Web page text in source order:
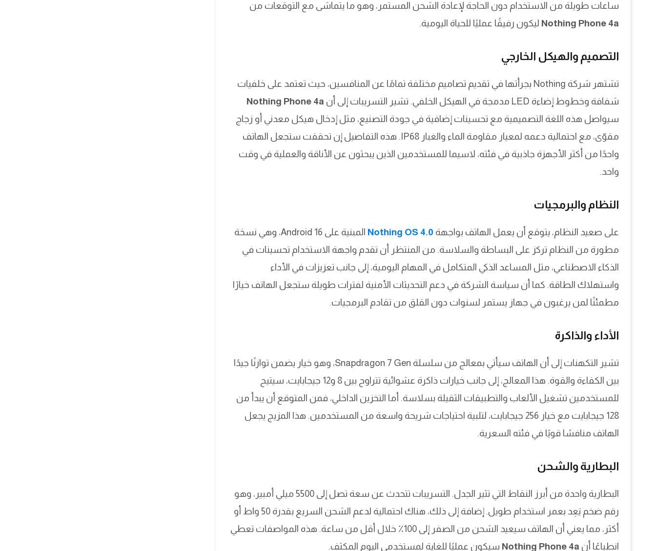
ساعات طويلة من الاستخدام دون الحاجة لإعادة الشحن المستمر، وهو ما يتماشى مع التوقعات من
Nothing Phone 4a ليكون رفيقًا عمليًا للحياة اليومية.
التصميم والهيكل الخارجي
تشتهر شركة Nothing بجرأتها في تقديم تصاميم مختلفة تمامًا عن المنافسين، حيث تعتمد على خلفيات
شفافة وخطوط إضاءة LED مدمجة في الهيكل الخلفي. تشير التسريبات إلى أن
Nothing Phone 4a
سيواصل هذه اللغة التصميمية مع تحسينات إضافية في جودة التصنيع، مثل إدخال هيكل معدني أو زجاج
مقوّى، مع احتمالية دعمه لمعيار مقاومة الماء والغبار IP68. هذه التفاصيل إن تحققت ستجعل الهاتف
واحدًا من أكثر الأجهزة جاذبية في فئته، لاسيما للمستخدمين الذين يبحثون عن الأناقة والعملية في وقت
واحد.
النظام والبرمجيات
على صعيد النظام، يتوقع أن يعمل الهاتف بواجهة Nothing OS 4.0
المبنية على Android 16، وهي نسخة
مطورة من النظام تركز على البساطة والسلاسة. من المنتظر أن تقدم واجهة الاستخدام تحسينات في
الذكاء الاصطناعي، مثل المساعد الذكي المتكامل في المهام اليومية، إلى جانب تعزيزات في الأداء
واستهلاك الطاقة. كما أن سياسة الشركة في دعم التحديثات الأمنية لفترات طويلة ستجعل الهاتف خيارًا
مطمئنًا لمن يرغبون في جهاز يستمر لسنوات دون القلق من تقادم البرمجيات.
الأداء والذاكرة
تشير التكهنات إلى أن الهاتف سيأتي بمعالج من سلسلة Snapdragon 7 Gen، وهو خيار يضمن توازنًا جيدًا
بين الكفاءة والقوة. هذا المعالج، إلى جانب خيارات ذاكرة عشوائية تتراوح بين 8 و12 جيجابايت، سيتيح
للمستخدمين تشغيل الألعاب والتطبيقات الثقيلة بسلاسة. أما التخزين الداخلي، فمن المتوقع أن يبدأ من
128 جيجابايت مع خيار 256 جيجابايت، لتلبية احتياجات شريحة واسعة من المستخدمين. هذا المزيج يجعل
الهاتف منافسًا قويًا في فئته السعرية.
البطارية والشحن
البطارية واحدة من أبرز النقاط التي تثير الجدل. التسريبات تتحدث عن سعة تصل إلى 5500 ميلي أمبير، وهو
رقم ضخم يَعِد بعمر استخدام طويل. إضافة إلى ذلك، هناك احتمالية لدعم الشحن السريع بقدرة 50 واط أو
أكثر، مما يعني أن الهاتف سيعيد الشحن من الصفر إلى 100٪ خلال أقل من ساعة. هذه المواصفات تعطي
انطباعًا أن Nothing Phone 4a سيكون عمليًا للغاية لمستخدمي اليوم المكثف.